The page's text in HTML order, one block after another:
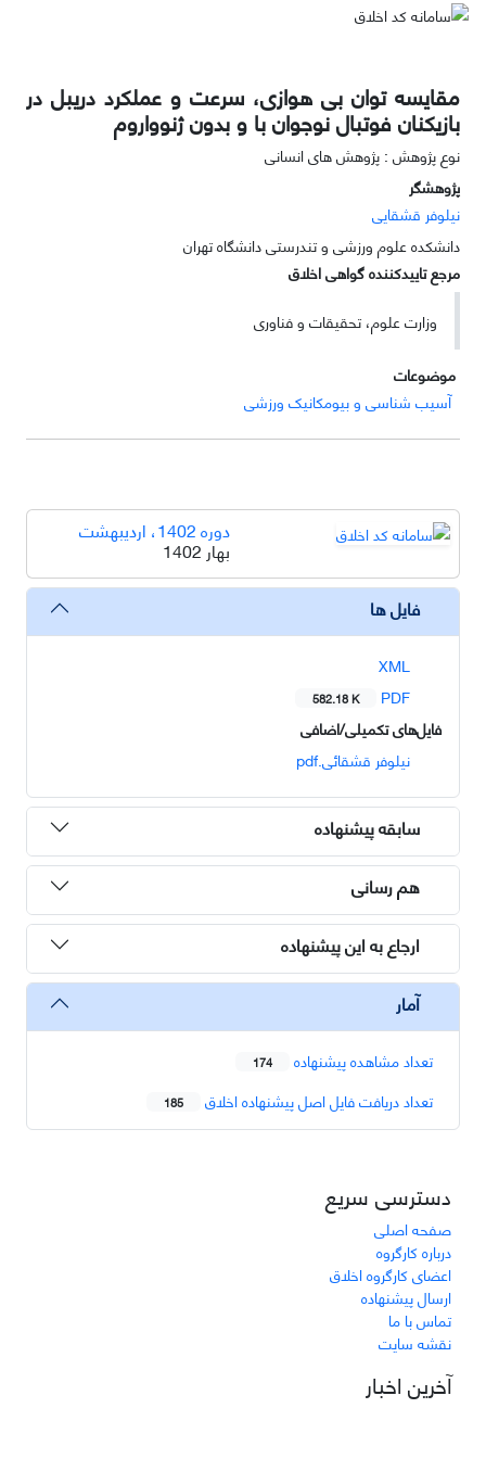
مقایسه توان بی هوازی، سرعت و عملکرد دریبل در
بازیکنان فوتبال نوجوان با و بدون ژنوواروم
نوع پژوهش : پژوهش های انسانی
پژوهشگر
نیلوفر قشقایی
دانشکده علوم ورزشی و تندرستی دانشگاه تهران
مرجع تاییدکننده گواهی اخلاق
وزارت علوم، تحقیقات و فناوری
موضوعات
آسیب شناسی و بیومکانیک ورزشی
دوره 1402، اردیبهشت
بهار 1402
فایل ها
XML
PDF
582.18 K
فایل‌های تکمیلی/اضافی
نیلوفر قشقائی.pdf
سابقه پیشنهاده
هم رسانی
ارجاع به این پیشنهاده
آمار
تعداد مشاهده پیشنهاده 174
تعداد دریافت فایل اصل پیشنهاده اخلاق 185
دسترسی سریع
صفحه اصلی
درباره کارگروه
اعضای کارگروه اخلاق
ارسال پیشنهاده
تماس با ما
نقشه سایت
آخرین اخبار